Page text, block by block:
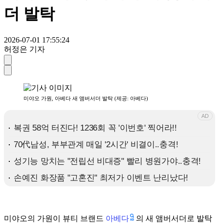
더 발탁
2026-07-01 17:55:24
허정은 기자
미야오 가원, 아베다 새 앰버서더 발탁 (제공: 아베다)
미야오의 가원이 뷰티 브랜드 아베다
의 새 앰버서더로 발탁